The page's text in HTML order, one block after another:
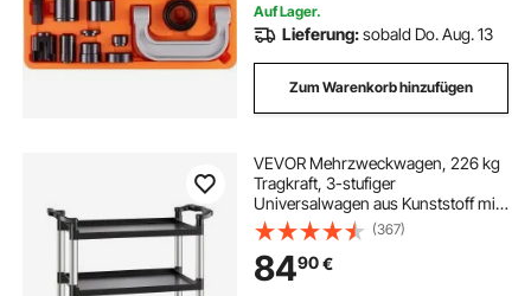
Auf Lager.
Lieferung:sobald Do. Aug. 13
Zum Warenkorb hinzufügen
VEVOR Mehrzweckwagen, 226 kg
Tragkraft, 3-stufiger
Universalwagen aus Kunststoff mit
360° Schwenkrädern (2 mit
Bremse), 106x49x98 cm großer
Servierwagen für Lager, Büro,
Zuhause, Restaurant, Küche
(367)
8490€